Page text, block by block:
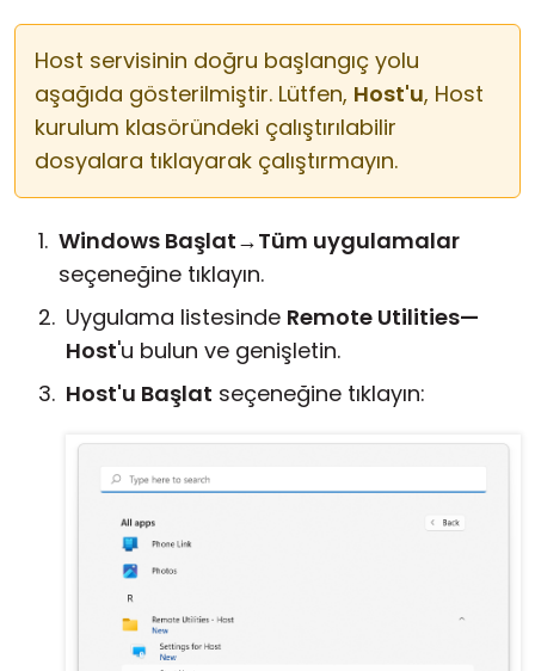
Host servisinin doğru başlangıç yolu
aşağıda gösterilmiştir. Lütfen, Host'u, Host
kurulum klasöründeki çalıştırılabilir
dosyalara tıklayarak çalıştırmayın.
Windows Başlat→Tüm uygulamalar
seçeneğine tıklayın.
Uygulama listesinde Remote Utilities—
Host'u bulun ve genişletin.
Host'u Başlat seçeneğine tıklayın: